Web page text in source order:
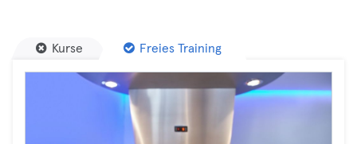
Kurse Freies Training